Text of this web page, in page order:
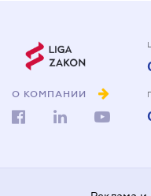
О КОМПАНИИ